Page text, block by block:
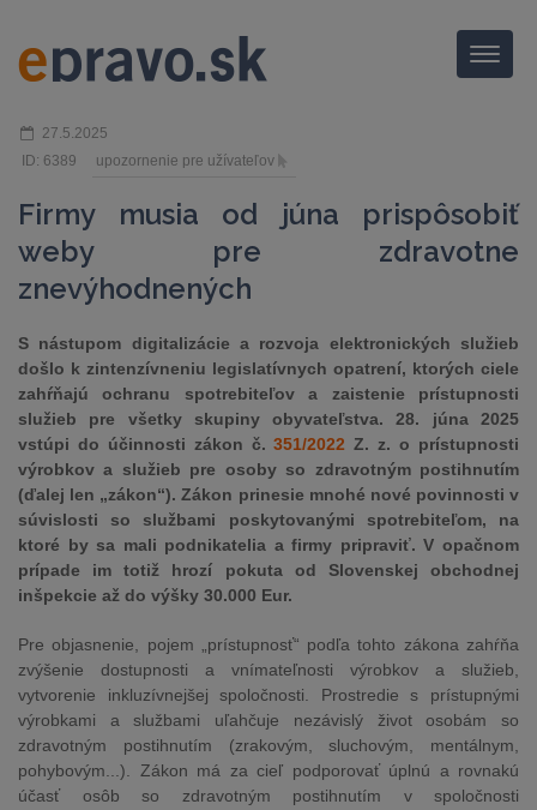
Menu
27.5.2025
ID: 6389
upozornenie pre užívateľov
Firmy musia od júna prispôsobiť
weby pre zdravotne
znevýhodnených
S nástupom digitalizácie a rozvoja elektronických služieb
došlo k zintenzívneniu legislatívnych opatrení, ktorých ciele
zahŕňajú ochranu spotrebiteľov a zaistenie prístupnosti
služieb pre všetky skupiny obyvateľstva. 28. júna 2025
vstúpi do účinnosti zákon č.351/2022 Z. z. o prístupnosti
výrobkov a služieb pre osoby so zdravotným postihnutím
(ďalej len „zákon“). Zákon prinesie mnohé nové povinnosti v
súvislosti so službami poskytovanými spotrebiteľom, na
ktoré by sa mali podnikatelia a firmy pripraviť. V opačnom
prípade im totiž hrozí pokuta od Slovenskej obchodnej
inšpekcie až do výšky 30.000 Eur.
Pre objasnenie, pojem „prístupnosť“ podľa tohto zákona zahŕňa
zvýšenie dostupnosti a vnímateľnosti výrobkov a služieb,
vytvorenie inkluzívnejšej spoločnosti. Prostredie s prístupnými
výrobkami a službami uľahčuje nezávislý život osobám so
zdravotným postihnutím (zrakovým, sluchovým, mentálnym,
pohybovým...). Zákon má za cieľ podporovať úplnú a rovnakú
účasť osôb so zdravotným postihnutím v spoločnosti